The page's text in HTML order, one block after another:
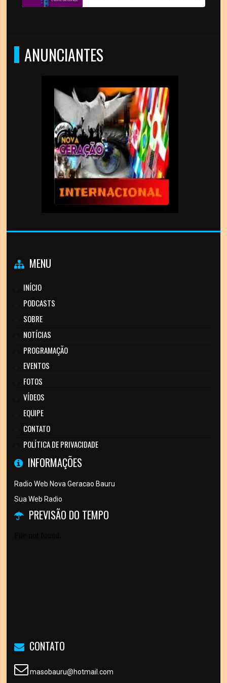
ANUNCIANTES
MENU
INÍCIO
PODCASTS
SOBRE
NOTÍCIAS
PROGRAMAÇÃO
EVENTOS
FOTOS
VÍDEOS
EQUIPE
CONTATO
POLÍTICA DE PRIVACIDADE
INFORMAÇÕES
Radio Web Nova Geracao Bauru
Sua Web Radio
PREVISÃO DO TEMPO
CONTATO
masobauru@hotmail.com